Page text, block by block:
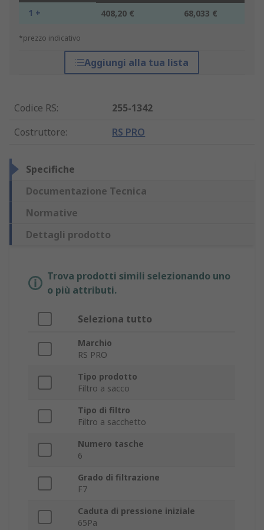
1 + 408,20 € 68,033 €
*prezzo indicativo
Aggiungi alla tua lista
Codice RS:
255-1342
Costruttore: RS PRO
Specifiche
Documentazione Tecnica
Normative
Dettagli prodotto
Trova prodotti simili selezionando uno
o più attributi.
Seleziona tutto
Marchio
RS PRO
Tipo prodotto
Filtro a sacco
Tipo di filtro
Filtro a sacchetto
Numero tasche
6
Grado di filtrazione
F7
Caduta di pressione iniziale
65Pa